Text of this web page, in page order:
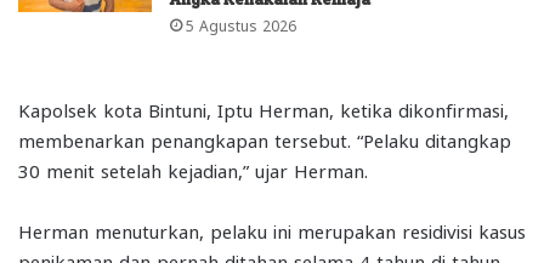
5 Agustus 2026
Kapolsek kota Bintuni, Iptu Herman, ketika dikonfirmasi,
membenarkan penangkapan tersebut. “Pelaku ditangkap
30 menit setelah kejadian,” ujar Herman.
Herman menuturkan, pelaku ini merupakan residivisi kasus